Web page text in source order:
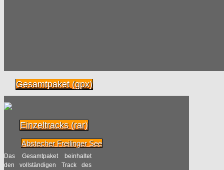
Gesamtpaket (gpx)
Einzeltracks (rar)
Abstecher Freilinger See
Das Gesamtpaket beinhaltet
den vollständigen Track des